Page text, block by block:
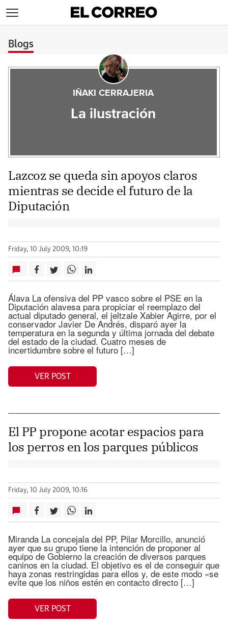
Blogs
IÑAKI CERRAJERIA
La ilustración
Lazcoz se queda sin apoyos claros
mientras se decide el futuro de la
Diputación
Friday, 10 July 2009, 10:19
Álava La ofensiva del PP vasco sobre el PSE en la
Diputación alavesa para propiciar el reemplazo del
actual diputado general, el jeltzale Xabier Agirre, por el
conservador Javier De Andrés, disparó ayer la
temperatura en la segunda y última jornada del debate
del estado de la ciudad. Cuatro meses de
incertidumbre sobre el futuro […]
VER POST
El PP propone acotar espacios para
los perros en los parques públicos
Friday, 10 July 2009, 10:16
Miranda La concejala del PP, Pilar Morcillo, anunció
ayer que su grupo tiene la intención de proponer al
equipo de Gobierno la creación de diversos parques
caninos en la ciudad. El objetivo es el de conseguir que
haya zonas restringidas para ellos y, de este modo «se
evite que los niños estén en contacto directo […]
VER POST